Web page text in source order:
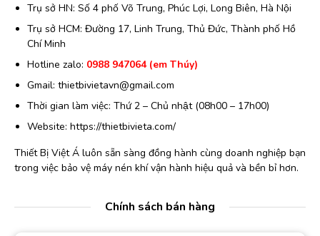
Trụ sở HN: Số 4 phố Võ Trung, Phúc Lợi, Long Biên, Hà Nội
Trụ sở HCM: Đường 17, Linh Trung, Thủ Đức, Thành phố Hồ
Chí Minh
Hotline zalo: 0988 947064 (em Thúy)
Gmail: thietbivietavn@gmail.com
Thời gian làm việc: Thứ 2 – Chủ nhật (08h00 – 17h00)
Website: https://thietbivieta.com/
Thiết Bị Việt Á luôn sẵn sàng đồng hành cùng doanh nghiệp bạn
trong việc bảo vệ máy nén khí vận hành hiệu quả và bền bỉ hơn.
Chính sách bán hàng